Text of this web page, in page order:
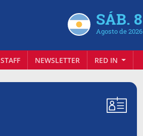
SÁB. 8
Agosto de 2026
STAFF NEWSLETTER RED IN